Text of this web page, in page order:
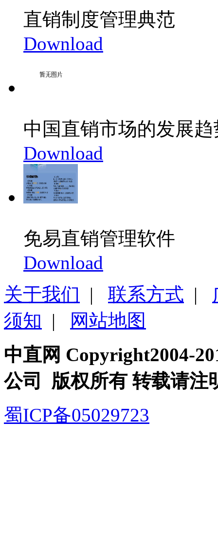
直销制度管理典范
Download
中国直销市场的发展趋
Download
免易直销管理软件
Download
关于我们 | 联系方式 |
须知 |
网站地图
中直网 Copyright2004-
公司 版权所有 转载请注
蜀ICP备05029723